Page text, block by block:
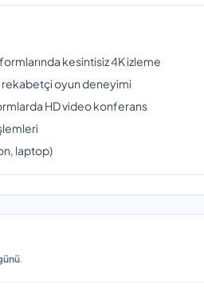
kesintisiz 4K izleme
rekabetçi oyun deneyimi
HD video konferans
laptop)
.